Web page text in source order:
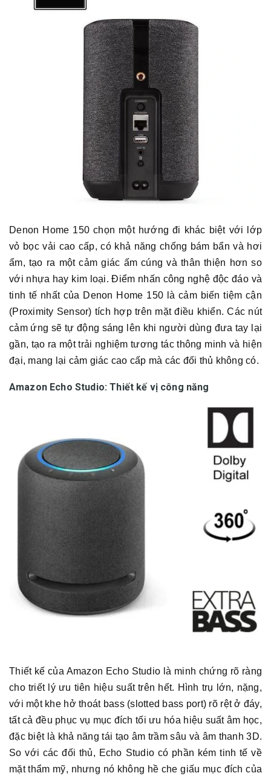
Denon Home 150 chọn một hướng đi khác biệt với lớp
vỏ bọc vải cao cấp, có khả năng chống bám bẩn và hơi
ẩm, tạo ra một cảm giác ấm cúng và thân thiện hơn so
với nhựa hay kim loại. Điểm nhấn công nghệ độc đáo và
tinh tế nhất của Denon Home 150 là cảm biến tiệm cận
(Proximity Sensor) tích hợp trên mặt điều khiển. Các nút
cảm ứng sẽ tự động sáng lên khi người dùng đưa tay lại
gần, tạo ra một trải nghiệm tương tác thông minh và hiện
đại, mang lại cảm giác cao cấp mà các đối thủ không có.
Amazon Echo Studio: Thiết kế vị công năng
Thiết kế của Amazon Echo Studio là minh chứng rõ ràng
cho triết lý ưu tiên hiệu suất trên hết. Hình trụ lớn, nặng,
với một khe hở thoát bass (slotted bass port) rõ rệt ở đáy,
tất cả đều phục vụ mục đích tối ưu hóa hiệu suất âm học,
đặc biệt là khả năng tái tạo âm trầm sâu và âm thanh 3D.
So với các đối thủ, Echo Studio có phần kém tinh tế về
mặt thẩm mỹ, nhưng nó không hề che giấu mục đích của